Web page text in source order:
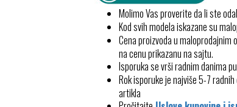
Molimo Vas proverite da li ste
Kod svih modela iskazane su
Cena proizvoda u
na cenu prikazanu na sajtu.
Isporuka se vrši radnim danima
Rok isporuke je najviše 5-7
artikla